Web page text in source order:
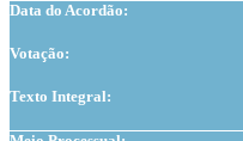
Data do Acordão:
Votação:
Texto Integral: